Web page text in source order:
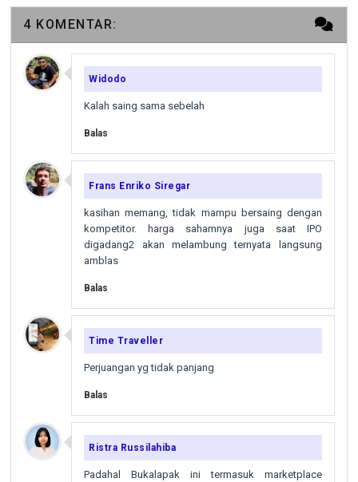
4 KOMENTAR:
Widodo
Kalah saing sama sebelah
Balas
Frans Enriko Siregar
kasihan memang, tidak mampu bersaing dengan
kompetitor. harga sahamnya juga saat IPO
digadang2 akan melambung ternyata langsung
amblas
Balas
Time Traveller
Perjuangan yg tidak panjang
Balas
Ristra Russilahiba
Padahal Bukalapak ini termasuk marketplace